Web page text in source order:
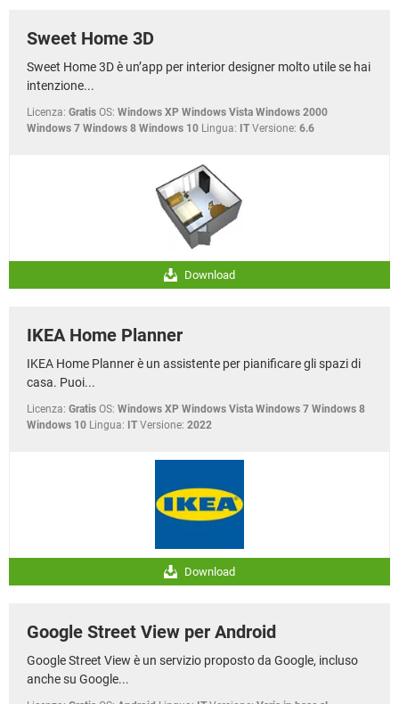
Sweet Home 3D
Sweet Home 3D è un’app per interior designer molto utile se hai
intenzione...
Licenza: Gratis OS: Windows XP Windows Vista Windows 2000
Windows 7 Windows 8 Windows 10 Lingua: IT Versione: 6.6
Download
IKEA Home Planner
IKEA Home Planner è un assistente per pianificare gli spazi di
casa. Puoi...
Licenza: Gratis OS: Windows XP Windows Vista Windows 7 Windows 8
Windows 10 Lingua: IT Versione: 2022
Download
Google Street View per Android
Google Street View è un servizio proposto da Google, incluso
anche su Google...